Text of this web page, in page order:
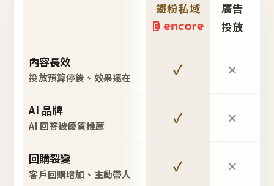
鐵粉私域
廣告
投放
內容長效
投放預算停後、效果還在 ✓ ✕
AI 品牌
AI 回答被優質推薦 ✓ ✕
回購裂變
客戶回購增加、主動帶人 ✓ ✕